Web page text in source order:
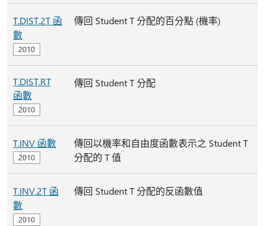
T.DIST.2T 函
數
傳回 Student T 分配的百分點 (機率)
T.DIST.RT
函數
傳回 Student T 分配
T.INV 函數
傳回以機率和自由度函數表示之 Student T
分配的 T 值
T.INV.2T 函
數
傳回 Student T 分配的反函數值